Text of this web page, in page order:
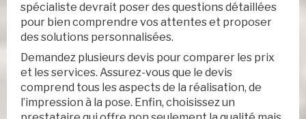
spécialiste devrait poser des questions détaillées
pour bien comprendre vos attentes et proposer
des solutions personnalisées.
Demandez plusieurs devis pour comparer les prix
et les services. Assurez-vous que le devis
comprend tous les aspects de la réalisation, de
l’impression à la pose. Enfin, choisissez un